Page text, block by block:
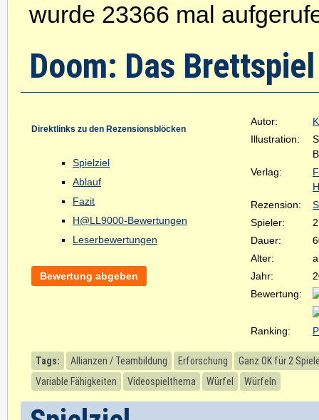
wurde 23366 mal
Doom: Das Brettspiel
Direktlinks zu den Rezensionsblöcken
Spielziel
Ablauf
Fazit
H@LL9000-Bewertungen
Leserbewertungen
Bewertung abgeben
Autor:
Illustration:
Verlag:
Rezension:
Spieler:
Dauer:
Alter:
Jahr:
Bewertung:
Ranking:
Tags: Allianzen / Teambildung Erforschung
Ganz OK für 2
Variable Fähigkeiten
Videospielthema Würfel Würfeln